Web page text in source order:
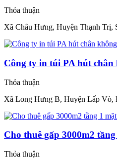
Thỏa thuận
Xã Châu Hưng, Huyện Thạnh Trị,
Công ty in túi PA hút chân
Thỏa thuận
Xã Long Hưng B, Huyện Lấp Vò,
Cho thuê gấp 3000m2
Thỏa thuận